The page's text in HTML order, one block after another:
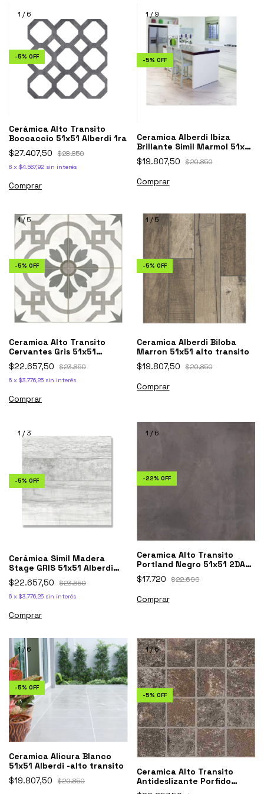
1 /6
-5% OFF
Cerámica Alto Transito
Boccaccio 51x51 Alberdi 1ra
$27.407,50
$28.850
6 x $4.567,92 sin interés
1/9
-5% OFF
Ceramica Alberdi Ibiza
Brillante Simil Marmol 51x51
1ra Alberdi
$19.807,50 $20.850
1/5
-5% OFF
Ceramica Alto Transito
Cervantes Gris 51x51
Alberdi
$22.657,50 $23.850
6 x $3.776,25 sin interés
1 /5
-5% OFF
Ceramica Alberdi Biloba
Marron 51x51 alto transito
$19.807,50
$20.850
1 /3
-5% OFF
Cerámica Simil Madera
Stage GRIS 51x51 Alberdi
Primera
$22.657,50 $23.850
6 x $3.776,25 sin interés
1 /6
-22% OFF
Ceramica Alto Transito
Portland Negro 51x51 2DA
Alberdi
$17.720 $22.690
1/6
-5% OFF
Ceramica Alicura Blanco
51x51 Alberdi -alto transito
$19.807,50
$20.850
1/6
-5% OFF
Ceramica Alto Transito
Antideslizante Porfido
51x51 Alberdi